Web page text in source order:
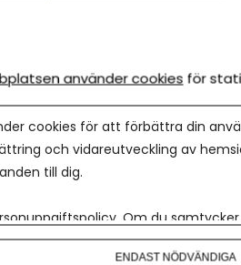
tjänster
finns
använder cookies för
cookies för att förbättra din
och vidareutveckling av
till dig.
. Om du
val i efterhand hittar du den
ENDAST NÖDVÄNDIGA